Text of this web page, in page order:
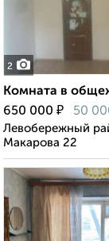
2
Комната в
650 000 ₽ 50
Левобережный
Макарова 22